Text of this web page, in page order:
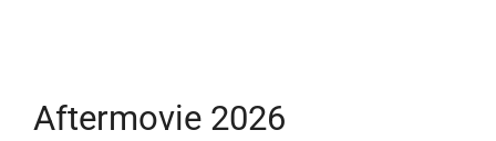
Aftermovie 2026